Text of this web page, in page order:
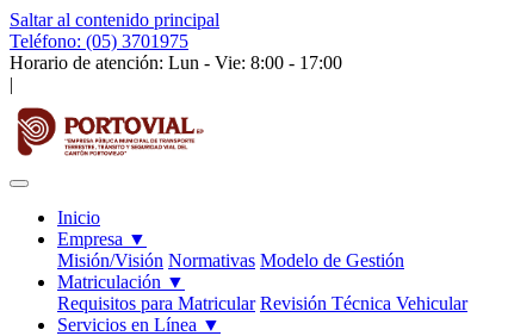
Saltar al contenido principal
Teléfono: (05) 3701975
Horario de atención: Lun - Vie: 8:00 - 17:00
|
Inicio
Empresa ▼
Misión/Visión Normativas Modelo de Gestión
Matriculación ▼
Requisitos para Matricular Revisión Técnica Vehicular
Servicios en Línea ▼